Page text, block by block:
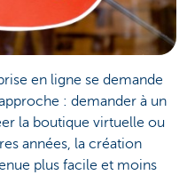
en ligne se demande
: demander à un
la boutique virtuelle ou
années, la création
plus facile et moins